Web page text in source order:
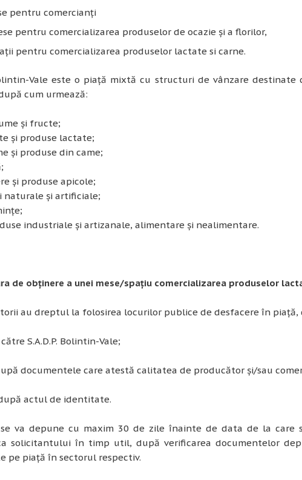
pentru comercianți
pentru comercializarea produselor de ocazie și a florilor,
pentru comercializarea produselor lactate si carne.
Vale este o piață mixtă cu structuri de vânzare
cum urmează:
și fructe;
produse lactate;
produse din came;
și produse apicole;
și artificiale;
industriale și artizanale, alimentare și nealimentare.
de obținere a unei mese/spațiu comercializarea produselor
au dreptul la folosirea locurilor publice de desfacere în piață,
către S.A.D.P. Bolintin-Vale;
documentele care atestă calitatea de producător și/sau
actul de identitate.
se va depune cu maxim 30 de zile înainte de data de la care
solicitantului în timp util, după verificarea documentelor
pe piață în sectorul respectiv.